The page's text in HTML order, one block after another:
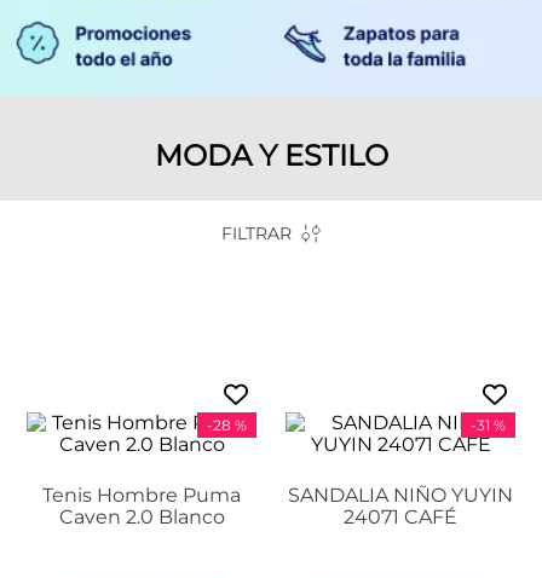
MODA Y ESTILO
FILTRAR
-28 %
Tenis Hombre Puma
Caven 2.0 Blanco
-31 %
SANDALIA NIÑO YUYIN
24071 CAFÉ